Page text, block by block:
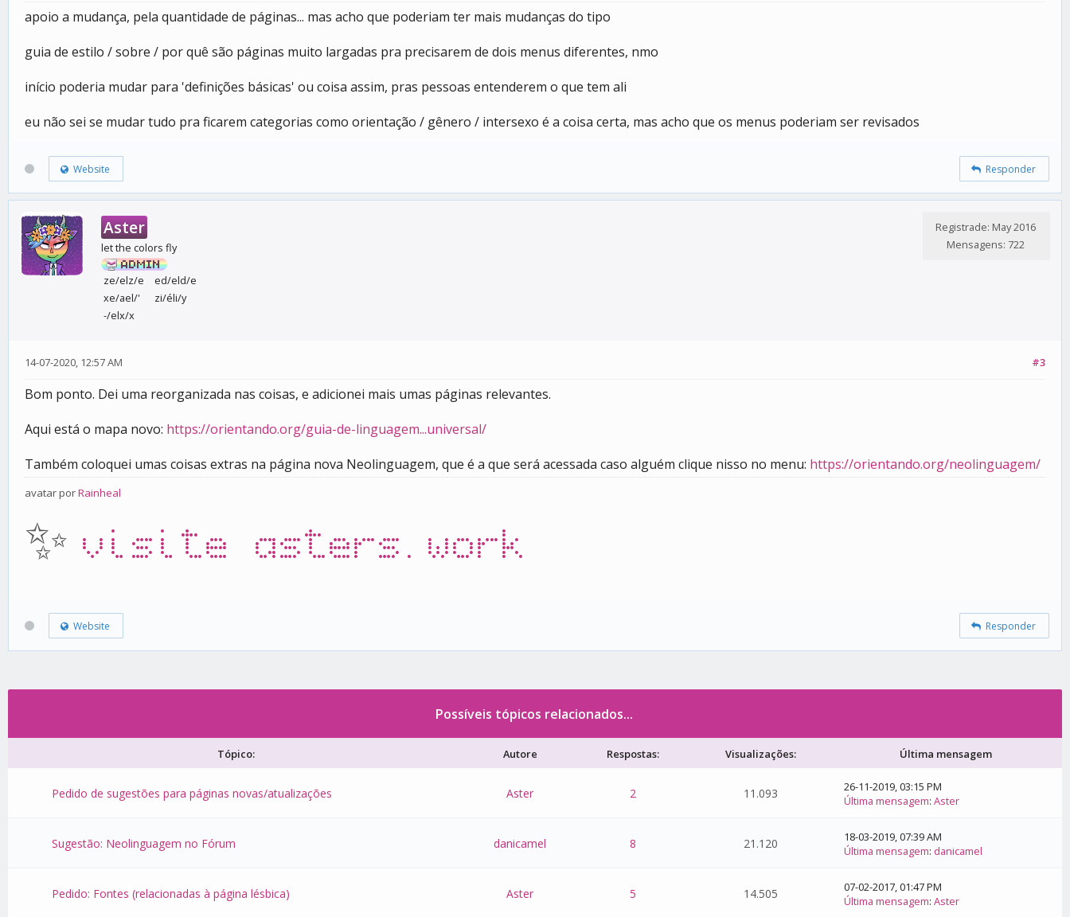
apoio a mudança, pela quantidade de páginas... mas acho que poderiam ter mais mudanças do tipo
guia de estilo / sobre / por quê são páginas muito largadas pra precisarem de dois menus diferentes, nmo
início poderia mudar para 'definições básicas' ou coisa assim, pras pessoas entenderem o que tem ali
eu não sei se mudar tudo pra ficarem categorias como orientação / gênero / intersexo é a coisa certa, mas acho que os menus poderiam ser revisados
Website Responder
Aster
let the colors fly
ze/elz/e
ed/eld/e
xe/ael/'
zi/éli/y
-/elx/x
Registrade: May 2016
Mensagens: 722
#3
14-07-2020, 12:57 AM
Bom ponto. Dei uma reorganizada nas coisas, e adicionei mais umas páginas relevantes.
Aqui está o mapa novo: https://orientando.org/guia-de-linguagem...universal/
Também coloquei umas coisas extras na página nova Neolinguagem, que é a que será acessada caso alguém clique nisso no menu: https://orientando.org/neolinguagem/
avatar porRainheal
✨ visite asters.work
Website Responder
Possíveis tópicos relacionados...
Tópico: Autore Respostas: Visualizações: Última mensagem
Pedido de sugestões para páginas novas/atualizações Aster 2 11.093
26-11-2019, 03:15 PM
Última mensagem:Aster
Sugestão: Neolinguagem no Fórum danicamel 8 21.120
18-03-2019, 07:39 AM
Última mensagem: danicamel
Pedido: Fontes (relacionadas à página lésbica) Aster 5 14.505
07-02-2017, 01:47 PM
Última mensagem:Aster